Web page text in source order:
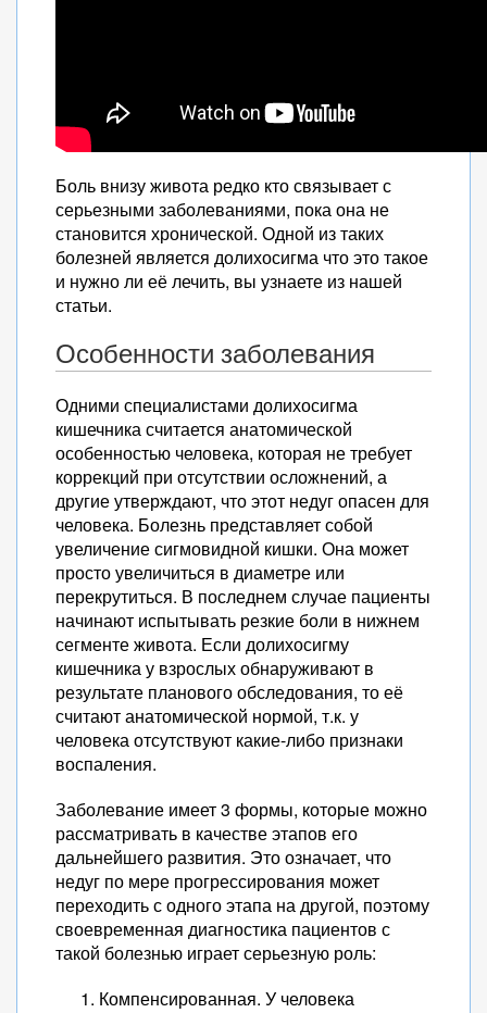
Боль внизу живота редко кто связывает с
серьезными заболеваниями, пока она не
становится хронической. Одной из таких
болезней является долихосигма что это такое
и нужно ли её лечить, вы узнаете из нашей
статьи.
Особенности заболевания
Одними специалистами долихосигма
кишечника считается анатомической
особенностью человека, которая не требует
коррекций при отсутствии осложнений, а
другие утверждают, что этот недуг опасен для
человека. Болезнь представляет собой
увеличение сигмовидной кишки. Она может
просто увеличиться в диаметре или
перекрутиться. В последнем случае пациенты
начинают испытывать резкие боли в нижнем
сегменте живота. Если долихосигму
кишечника у взрослых обнаруживают в
результате планового обследования, то её
считают анатомической нормой, т.к. у
человека отсутствуют какие-либо признаки
воспаления.
Заболевание имеет 3 формы, которые можно
рассматривать в качестве этапов его
дальнейшего развития. Это означает, что
недуг по мере прогрессирования может
переходить с одного этапа на другой, поэтому
своевременная диагностика пациентов с
такой болезнью играет серьезную роль:
Компенсированная. У человека